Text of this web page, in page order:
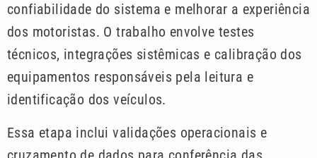
confiabilidade do sistema e melhorar a experiência
dos motoristas. O trabalho envolve testes
técnicos, integrações sistêmicas e calibração dos
equipamentos responsáveis pela leitura e
identificação dos veículos.
Essa etapa inclui validações operacionais e